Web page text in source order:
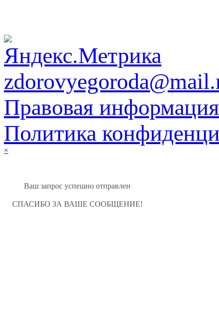
Правовая информация
Политика
×
Ваш запрос успешно отправлен
СПАСИБО ЗА ВАШЕ СООБЩЕНИЕ!